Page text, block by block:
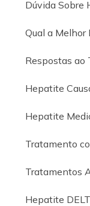
Dúvida Sobre
Qual a
Respostas ao
Hepatite
Hepatite
Tratamento
Tratamentos
Hepatite